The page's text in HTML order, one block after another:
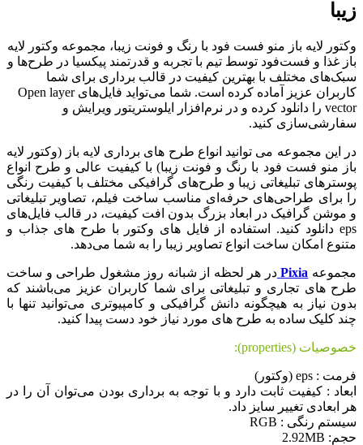
زیبا
وکتور لایه باز منو فست فود با رنگ و فونت زیبا، مجموعه وکتور لایه
باز غذا و فست‌فود توسط تیم با تجربه و قدرتمند پیکسیا در طرح‌ها و
سبک‌های مختلف با بهترین کیفیت در قالب برداری برای شما
کاربران عزیز آماده کرده است. شما می‌تواید فایل‌های Open layer
vector را دانلود کرده و در نرم‌افزار ایلوستریتور ویرایش و
سفارشی‌سازی کنید.
در این مجموعه می توانید انواع طرح های برداری لایه باز (وکتور لایه
باز منو فست فود با رنگ و فونت زیبا) با کیفیت عالی و طرح انواع
پوسترهای تبلیغاتی زیبا و طرح‌های گرافیکی مختلف با کیفیت رنگی
را برای طراحی‌های حرفه‌ای مناسب ساخت فیلم، تصاویر تبلیغاتی
و موشن گرافیک در ابعاد بزرگ بدون افت کیفیت، در قالب فایل‌های
eps دانلود کنید. استفاده از فایل های وکتور با طرح های جذاب و
متنوع امکان ساخت انواع تصاویر زیبا را به شما می‌دهد.
مجموعه Pixia در هر لحظه از شبانه روز مشغول طراحی و ساخت
طرح های تجاری و تبلیغاتی برای شما کاربران عزیز می‌باشند که
بدون نیاز به هیچگونه دانش گرافیکی و کامپیوتری می‌توانید تنها با
چند کلیک ساده به طرح های مورد نیاز خود دست پیدا کنید.
خصوصیات (properties):
فرمت : eps (وکتور)
ابعاد : کیفیت ثابت دارد و با توجه به برداری بودن می‌توان آن را در
هر ابعادی تغییر سایز داد.
سیستم رنگی : RGB
حجم: 2.92MB